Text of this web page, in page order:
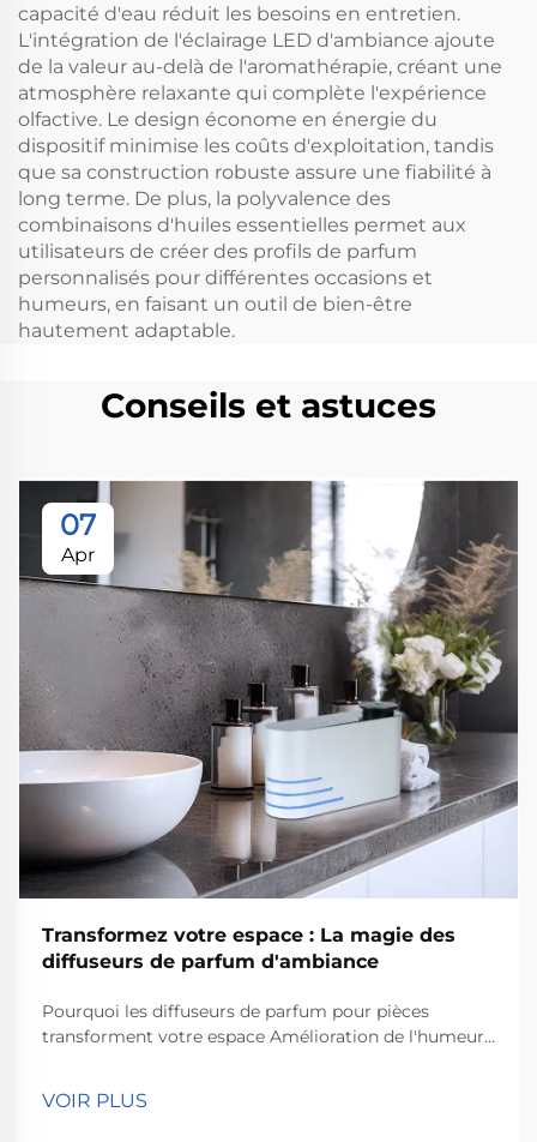
capacité d'eau réduit les besoins en entretien.
L'intégration de l'éclairage LED d'ambiance ajoute
de la valeur au-delà de l'aromathérapie, créant une
atmosphère relaxante qui complète l'expérience
olfactive. Le design économe en énergie du
dispositif minimise les coûts d'exploitation, tandis
que sa construction robuste assure une fiabilité à
long terme. De plus, la polyvalence des
combinaisons d'huiles essentielles permet aux
utilisateurs de créer des profils de parfum
personnalisés pour différentes occasions et
humeurs, en faisant un outil de bien-être
hautement adaptable.
Conseils et astuces
07
Apr
Transformez votre espace : La magie des
diffuseurs de parfum d'ambiance
Pourquoi les diffuseurs de parfum pour pièces
transforment votre espace Amélioration de l'humeur
améliorer l'humeur et à réduire le stress grâce à l'effet
VOIR PLUS